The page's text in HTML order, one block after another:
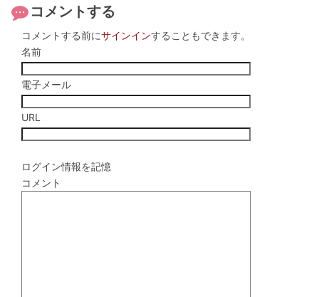
コメントする
コメントする前にサインインすることもできます。
名前
電子メール
URL
ログイン情報を記憶
コメント